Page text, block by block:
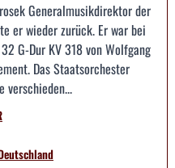
Generalmusikdirektor der
er wieder zurück. Er war bei
G-Dur KV 318 von Wolfgang
Das Staatsorchester
verschieden...